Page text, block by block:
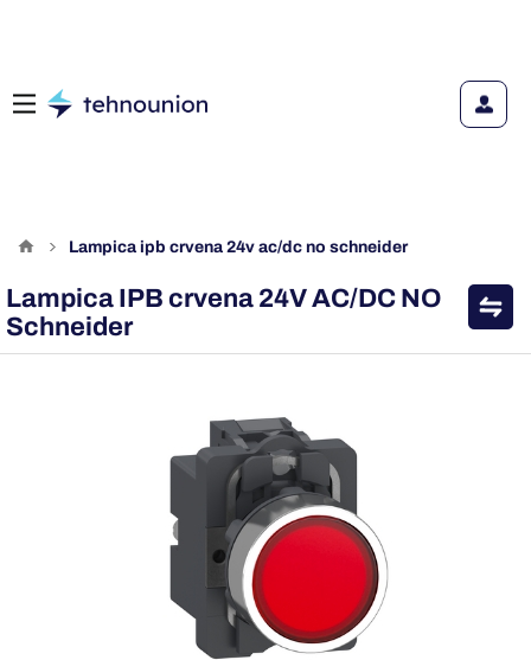
lampica ipb crvena 24v ac/dc no schneider
Lampica IPB crvena 24V AC/DC NO
Schneider